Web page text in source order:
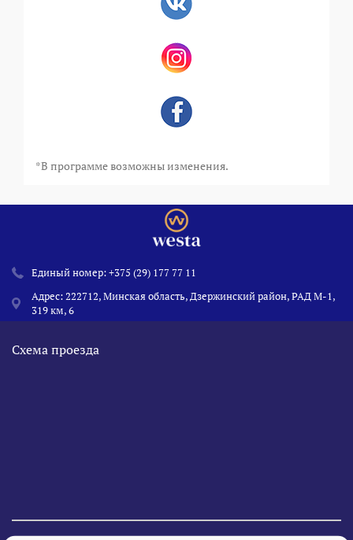
*В программе возможны изменения.
Единый номер:+375 (29) 177 77 11
Адрес: 222712, Минская область, Дзержинский район, РАД М-1,
319 км, 6
Схема проезда